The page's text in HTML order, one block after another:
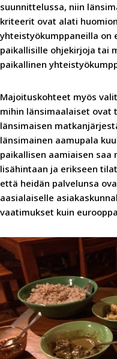
suunnittelussa, niin
kriteerit ovat alati
yhteistyökumppaneilla on
paikallisille ohjekirjoja tai
paikallinen
Majoituskohteet myös
mihin länsimaalaiset ovat
länsimaisen
länsimainen aamupala
paikallisen aamiaisen saa
lisähintaan ja erikseen
että heidän palvelunsa
aasialaiselle
vaatimukset kuin